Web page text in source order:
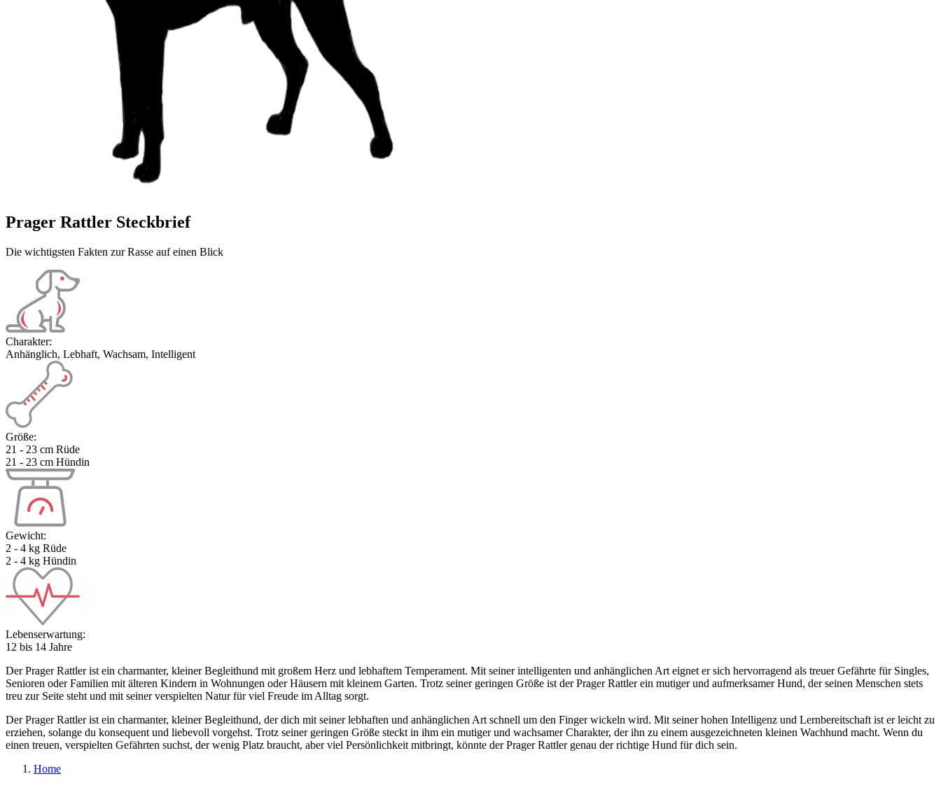
Prager Rattler Steckbrief
Die wichtigsten Fakten zur Rasse auf einen Blick
Charakter:
Anhänglich, Lebhaft, Wachsam, Intelligent
Größe:
21 - 23 cm Rüde
21 - 23 cm Hündin
Gewicht:
2 - 4 kg Rüde
2 - 4 kg Hündin
Lebenserwartung:
12 bis 14 Jahre
Der Prager Rattler ist ein charmanter, kleiner Begleithund mit großem Herz und lebhaftem Temperament. Mit seiner intelligenten und anhänglichen Art eignet er sich hervorragend als treuer Gefährte für Singles,
Senioren oder Familien mit älteren Kindern in Wohnungen oder Häusern mit kleinem Garten. Trotz seiner geringen Größe ist der Prager Rattler ein mutiger und aufmerksamer Hund, der seinen Menschen stets
treu zur Seite steht und mit seiner verspielten Natur für viel Freude im Alltag sorgt.
Der Prager Rattler ist ein charmanter, kleiner Begleithund, der dich mit seiner lebhaften und anhänglichen Art schnell um den Finger wickeln wird. Mit seiner hohen Intelligenz und Lernbereitschaft ist er leicht zu
erziehen, solange du konsequent und liebevoll vorgehst. Trotz seiner geringen Größe steckt in ihm ein mutiger und wachsamer Charakter, der ihn zu einem ausgezeichneten kleinen Wachhund macht. Wenn du
einen treuen, verspielten Gefährten suchst, der wenig Platz braucht, aber viel Persönlichkeit mitbringt, könnte der Prager Rattler genau der richtige Hund für dich sein.
Home